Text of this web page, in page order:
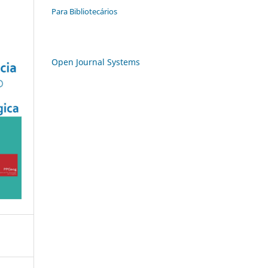
Para Bibliotecários
Open Journal Systems